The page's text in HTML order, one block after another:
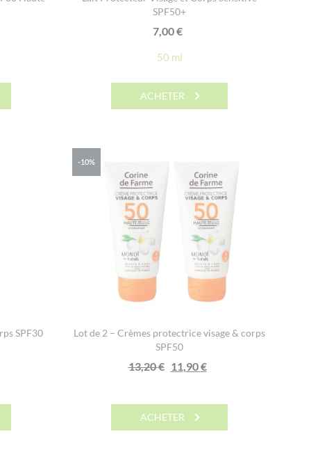
SPF50+
7,00€
50 ml
ACHETER
SPF30
-10%
Lot de 2 – Crèmes protectrice visage & corps
SPF50
13,20€ Le
était :
13,20 €.
11,90€
11,90 €.
ACHETER